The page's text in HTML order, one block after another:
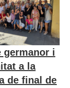
germanor i
a la
de final de